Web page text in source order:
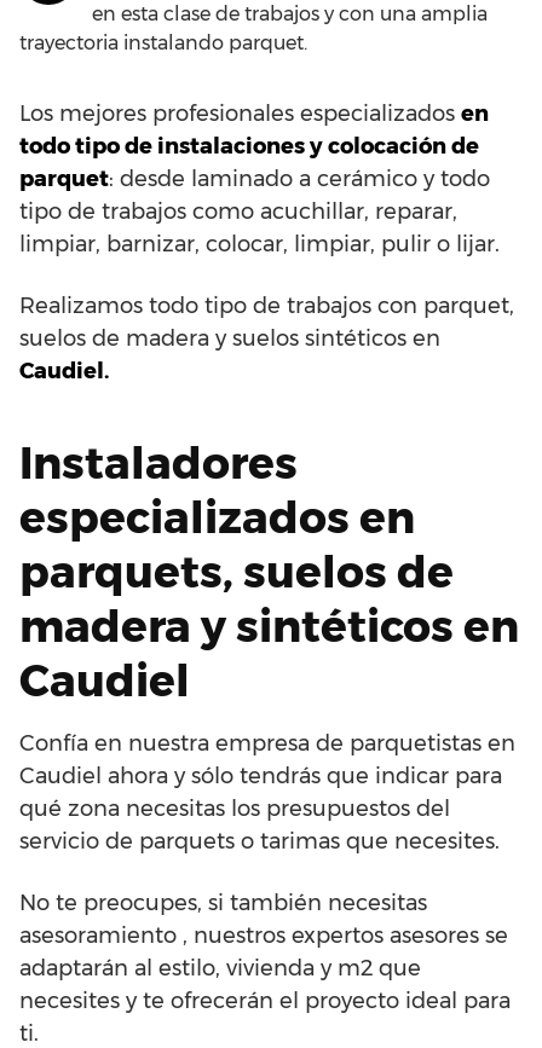
en esta clase de trabajos y con una amplia
trayectoria instalando parquet.
Los mejores profesionales especializados en
todo tipo de instalaciones y colocación de
parquet: desde laminado a cerámico y todo
tipo de trabajos como acuchillar, reparar,
limpiar, barnizar, colocar, limpiar, pulir o lijar.
Realizamos todo tipo de trabajos con parquet,
suelos de madera y suelos sintéticos en
Caudiel.
Instaladores
especializados en
parquets, suelos de
madera y sintéticos en
Caudiel
Confía en nuestra empresa de parquetistas en
Caudiel ahora y sólo tendrás que indicar para
qué zona necesitas los presupuestos del
servicio de parquets o tarimas que necesites.
No te preocupes, si también necesitas
asesoramiento , nuestros expertos asesores se
adaptarán al estilo, vivienda y m2 que
necesites y te ofrecerán el proyecto ideal para
ti.